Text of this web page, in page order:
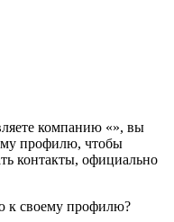
компанию «», вы
профилю, чтобы
контакты, официально
к своему профилю?